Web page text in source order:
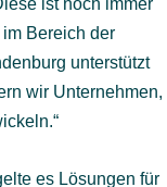
ist noch immer
Bereich der
unterstützt
wir Unternehmen,
es Lösungen für